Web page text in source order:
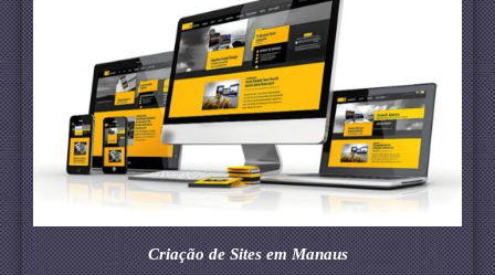
Criação de Sites em Manaus